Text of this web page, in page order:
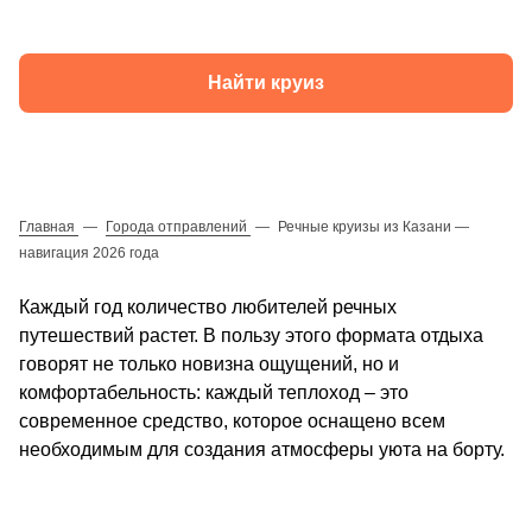
Найти круиз
Главная — Города отправлений — Речные круизы из Казани —
навигация 2026 года
Каждый год количество любителей речных
путешествий растет. В пользу этого формата отдыха
говорят не только новизна ощущений, но и
комфортабельность: каждый теплоход – это
современное средство, которое оснащено всем
необходимым для создания атмосферы уюта на борту.